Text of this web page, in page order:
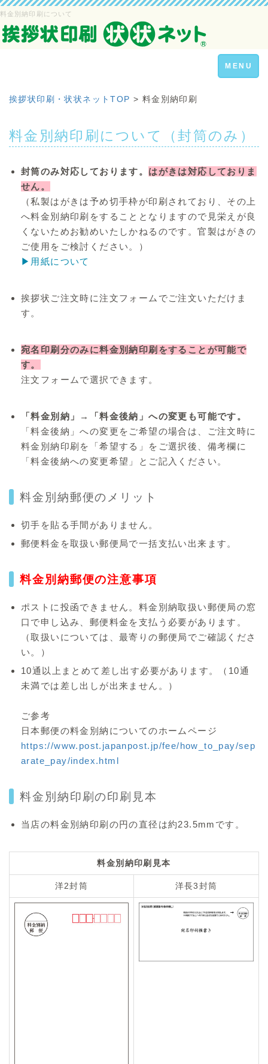
料金別納印刷について
Toggle
navigation
MENU
挨拶状印刷・状状ネットTOP > 料金別納印刷
料金別納印刷について （封筒のみ）
封筒のみ対応しております。 はがきは対応しておりま
せん。
（私製はがきは予め切手枠が印刷されており、その上
へ料金別納印刷をすることとなりますので見栄えが良
くないためお勧めいたしかねるのです。官製はがきの
ご使用をご検討ください。）
▶用紙について
挨拶状ご注文時に注文フォームでご注文いただけま
す。
宛名印刷分のみに料金別納印刷をすることが可能で
す。
注文フォームで選択できます。
「料金別納」→「料金後納」への変更も可能です。
「料金後納」への変更をご希望の場合は、ご注文時に
料金別納印刷を「希望する」をご選択後、備考欄に
「料金後納への変更希望」とご記入ください。
料金別納郵便のメリット
切手を貼る手間がありません。
郵便料金を取扱い郵便局で一括支払い出来ます。
料金別納郵便の注意事項
ポストに投函できません。料金別納取扱い郵便局の窓
口で申し込み、郵便料金を支払う必要があります。
（取扱いについては、最寄りの郵便局でご確認くださ
い。）
10通以上まとめて差し出す必要があります。（10通
未満では差し出しが出来ません。）
ご参考
日本郵便の料金別納についてのホームページ
https://www.post.japanpost.jp/fee/how_to_pay/sep
arate_pay/index.html
料金別納印刷の印刷見本
当店の料金別納印刷の円の直径は約23.5mmです。
料金別納印刷見本
洋2封筒 洋長3封筒